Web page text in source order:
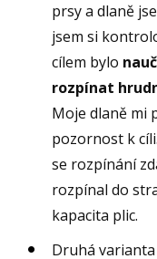
prsy a dlaně
jsem si
cílem bylo
rozpínat
Moje dlaně mi
pozornost k
se rozpínání
rozpínal do
kapacita plic.
Druhá